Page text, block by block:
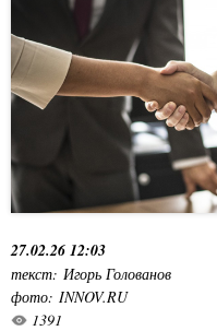
27.02.26 12:03
текст: Игорь Голованов
фото: INNOV.RU
1391